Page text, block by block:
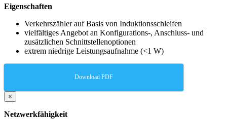
Eigenschaften
Verkehrszähler auf Basis von Induktionsschleifen
vielfältiges Angebot an Konfigurations-, Anschluss- und
zusätzlichen Schnittstellenoptionen
extrem niedrige Leistungsaufnahme (<1 W)
Download PDF
×
Netzwerkfähigkeit